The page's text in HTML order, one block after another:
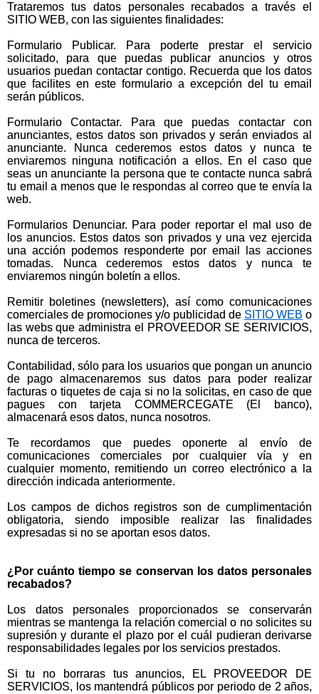
Trataremos tus datos personales recabados a través el
SITIO WEB, con las siguientes finalidades:
Formulario Publicar. Para poderte prestar el servicio
solicitado, para que puedas publicar anuncios y otros
usuarios puedan contactar contigo. Recuerda que los datos
que facilites en este formulario a excepción del tu email
serán públicos.
Formulario Contactar. Para que puedas contactar con
anunciantes, estos datos son privados y serán enviados al
anunciante. Nunca cederemos estos datos y nunca te
enviaremos ninguna notificación a ellos. En el caso que
seas un anunciante la persona que te contacte nunca sabrá
tu email a menos que le respondas al correo que te envía la
web.
Formularios Denunciar. Para poder reportar el mal uso de
los anuncios. Estos datos son privados y una vez ejercida
una acción podemos responderte por email las acciones
tomadas. Nunca cederemos estos datos y nunca te
enviaremos ningún boletín a ellos.
Remitir boletines (newsletters), así como comunicaciones
comerciales de promociones y/o publicidad de SITIO WEB o
las webs que administra el PROVEEDOR SE SERIVICIOS,
nunca de terceros.
Contabilidad, sólo para los usuarios que pongan un anuncio
de pago almacenaremos sus datos para poder realizar
facturas o tiquetes de caja si no la solicitas, en caso de que
pagues con tarjeta COMMERCEGATE (El banco),
almacenará esos datos, nunca nosotros.
Te recordamos que puedes oponerte al envío de
comunicaciones comerciales por cualquier vía y en
cualquier momento, remitiendo un correo electrónico a la
dirección indicada anteriormente.
Los campos de dichos registros son de cumplimentación
obligatoria, siendo imposible realizar las finalidades
expresadas si no se aportan esos datos.
¿Por cuánto tiempo se conservan los datos personales
recabados?
Los datos personales proporcionados se conservarán
mientras se mantenga la relación comercial o no solicites su
supresión y durante el plazo por el cuál pudieran derivarse
responsabilidades legales por los servicios prestados.
Si tu no borraras tus anuncios, EL PROVEEDOR DE
SERVICIOS, los mantendrá públicos por periodo de 2 años,